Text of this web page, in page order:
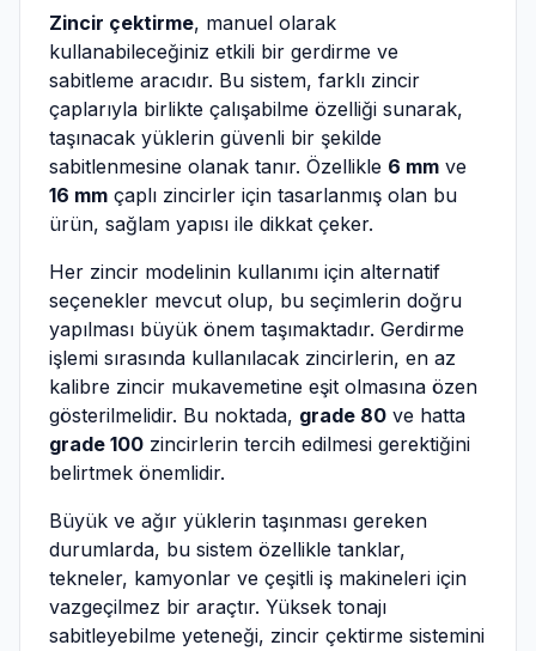
Zincir çektirme, manuel olarak
kullanabileceğiniz etkili bir gerdirme ve
sabitleme aracıdır. Bu sistem, farklı zincir
çaplarıyla birlikte çalışabilme özelliği sunarak,
taşınacak yüklerin güvenli bir şekilde
sabitlenmesine olanak tanır. Özellikle 6 mm ve
16 mm çaplı zincirler için tasarlanmış olan bu
ürün, sağlam yapısı ile dikkat çeker.
Her zincir modelinin kullanımı için alternatif
seçenekler mevcut olup, bu seçimlerin doğru
yapılması büyük önem taşımaktadır. Gerdirme
işlemi sırasında kullanılacak zincirlerin, en az
kalibre zincir mukavemetine eşit olmasına özen
gösterilmelidir. Bu noktada, grade 80 ve hatta
grade 100 zincirlerin tercih edilmesi gerektiğini
belirtmek önemlidir.
Büyük ve ağır yüklerin taşınması gereken
durumlarda, bu sistem özellikle tanklar,
tekneler, kamyonlar ve çeşitli iş makineleri için
vazgeçilmez bir araçtır. Yüksek tonajı
sabitleyebilme yeteneği, zincir çektirme sistemini